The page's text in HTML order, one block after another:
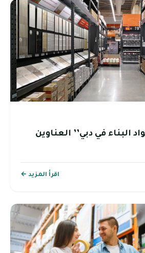
البناء في دبي’’ العناوين
اقرأ المزيد ←